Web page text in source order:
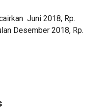
Juni 2018, Rp.
Desember 2018, Rp.